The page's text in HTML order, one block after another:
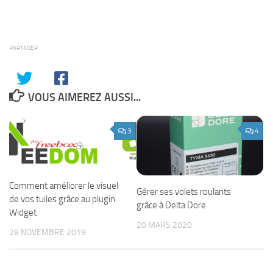
PARTAGER
VOUS AIMEREZ AUSSI...
3
Comment améliorer le visuel
de vos tuiles grâce au plugin
Widget
28 NOVEMBRE 2019
4
Gérer ses volets roulants
grâce à Delta Dore
20 MARS 2020